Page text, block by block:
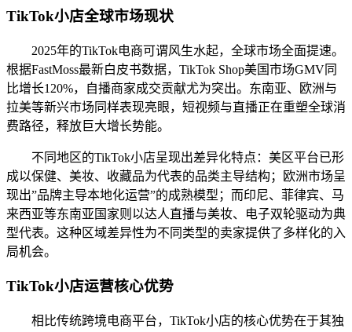
TikTok小店全球市场现状
2025年的TikTok电商可谓风生水起，全球市场全面提速。
根据FastMoss最新白皮书数据，TikTok Shop美国市场GMV同
比增长120%，自播商家成交贡献尤为突出。东南亚、欧洲与
拉美等新兴市场同样表现亮眼，短视频与直播正在重塑全球消
费路径，释放巨大增长势能。
不同地区的TikTok小店呈现出差异化特点：美区平台已形
成以保健、美妆、收藏品为代表的品类主导结构；欧洲市场呈
现出”品牌主导本地化运营”的成熟模型；而印尼、菲律宾、马
来西亚等东南亚国家则以达人直播与美妆、电子双轮驱动为典
型代表。这种区域差异性为不同类型的卖家提供了多样化的入
局机会。
TikTok小店运营核心优势
相比传统跨境电商平台，TikTok小店的核心优势在于其独